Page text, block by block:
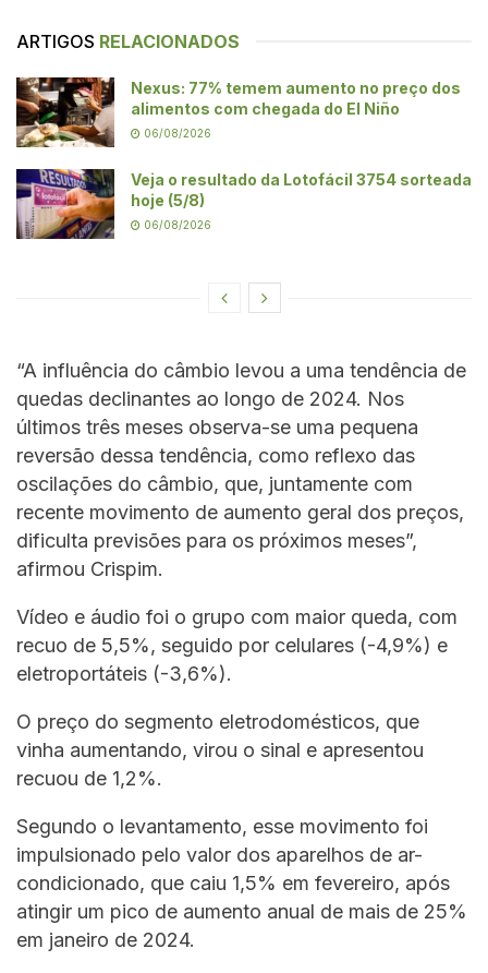
ARTIGOS RELACIONADOS
Nexus: 77% temem aumento no preço dos
alimentos com chegada do El Niño
06/08/2026
Veja o resultado da Lotofácil 3754 sorteada
hoje (5/8)
06/08/2026
“A influência do câmbio levou a uma tendência de
quedas declinantes ao longo de 2024. Nos
últimos três meses observa-se uma pequena
reversão dessa tendência, como reflexo das
oscilações do câmbio, que, juntamente com
recente movimento de aumento geral dos preços,
dificulta previsões para os próximos meses”,
afirmou Crispim.
Vídeo e áudio foi o grupo com maior queda, com
recuo de 5,5%, seguido por celulares (-4,9%) e
eletroportáteis (-3,6%).
O preço do segmento eletrodomésticos, que
vinha aumentando, virou o sinal e apresentou
recuou de 1,2%.
Segundo o levantamento, esse movimento foi
impulsionado pelo valor dos aparelhos de ar-
condicionado, que caiu 1,5% em fevereiro, após
atingir um pico de aumento anual de mais de 25%
em janeiro de 2024.